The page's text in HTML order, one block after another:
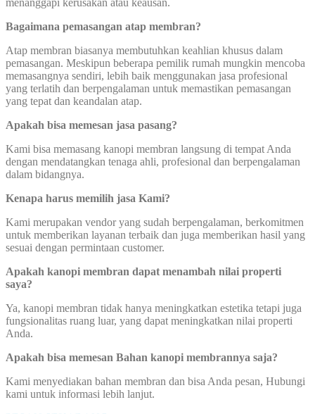
Bagaimana pemasangan atap membran?
Atap membran biasanya membutuhkan keahlian khusus dalam
pemasangan. Meskipun beberapa pemilik rumah mungkin mencoba
memasangnya sendiri, lebih baik menggunakan jasa profesional
yang terlatih dan berpengalaman untuk memastikan pemasangan
yang tepat dan keandalan atap.
Apakah bisa memesan jasa pasang?
Kami bisa memasang kanopi membran langsung di tempat Anda
dengan mendatangkan tenaga ahli, profesional dan berpengalaman
dalam bidangnya.
Kenapa harus memilih jasa Kami?
Kami merupakan vendor yang sudah berpengalaman, berkomitmen
untuk memberikan layanan terbaik dan juga memberikan hasil yang
sesuai dengan permintaan customer.
Apakah kanopi membran dapat menambah nilai properti
saya?
Ya, kanopi membran tidak hanya meningkatkan estetika tetapi juga
fungsionalitas ruang luar, yang dapat meningkatkan nilai properti
Anda.
Apakah bisa memesan Bahan kanopi membrannya saja?
Kami menyediakan bahan membran dan bisa Anda pesan, Hubungi
kami untuk informasi lebih lanjut.